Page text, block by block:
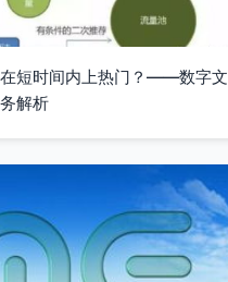
短时间内上热门？——数字文
解析